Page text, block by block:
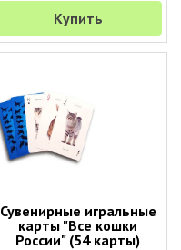
Купить
Сувенирные игральные
карты "Все кошки
России" (54 карты)